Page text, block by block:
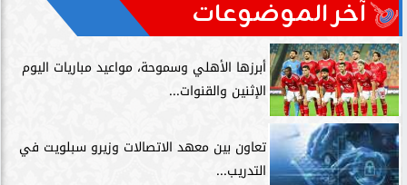
آخر الموضوعات
أبرزها الأهلي وسموحة، مواعيد مباريات اليوم
الإثنين والقنوات...
تعاون بين معهد الاتصالات وزيرو سبلويت في
التدريب...